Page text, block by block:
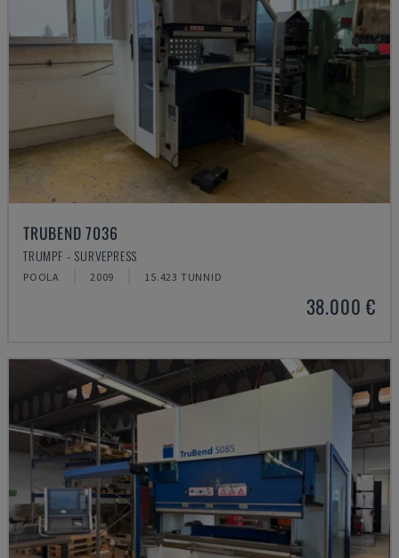
TRUBEND 7036
TRUMPF - SURVEPRESS
POOLA 2009 15.423 TUNNID
38.000 €